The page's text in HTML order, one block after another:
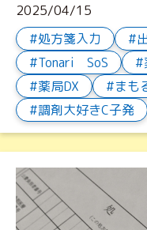
2025/04/15
処方箋入力
Tonari SoS
薬局DX
まも
調剤大好きC子発